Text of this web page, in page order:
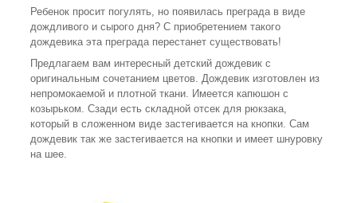
Ребенок просит погулять, но появилась преграда в виде
дождливого и сырого дня? С приобретением такого
дождевика эта преграда перестанет существовать!
Предлагаем вам интересный детский дождевик с
оригинальным сочетанием цветов. Дождевик изготовлен из
непромокаемой и плотной ткани. Имеется капюшон с
козырьком. Сзади есть складной отсек для рюкзака,
который в сложенном виде застегивается на кнопки. Сам
дождевик так же застегивается на кнопки и имеет шнуровку
на шее.